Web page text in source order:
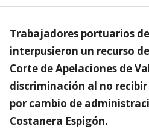
Trabajadores portuarios
interpusieron un recurso
Corte de Apelaciones de
discriminación al no
por cambio de
Costanera Espigón.